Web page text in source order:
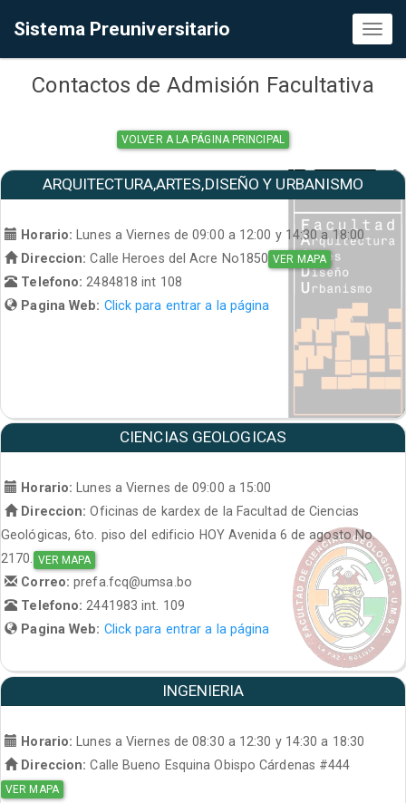
Sistema Preuniversitario
Contactos de Admisión Facultativa
VOLVER A LA PÁGINA PRINCIPAL
ARQUITECTURA,ARTES,DISEÑO Y URBANISMO
Horario:
Lunes a Viernes de 09:00 a 12:00 y 14:30 a 18:00
Direccion: Calle Heroes del Acre No1850 VER MAPA
Telefono: 2484818 int 108
Pagina Web: Click para entrar a la página
CIENCIAS GEOLOGICAS
Horario: Lunes a Viernes de 09:00 a 15:00
Direccion: Oficinas de kardex de la Facultad de Ciencias
Geológicas, 6to. piso del edificio HOY Avenida 6 de agosto No.
2170. VER MAPA
Correo:prefa.fcq@umsa.bo
Telefono:2441983 int. 109
Pagina Web: Click para entrar a la página
INGENIERIA
Horario:
Lunes a Viernes de 08:30 a 12:30 y 14:30 a 18:30
Direccion: Calle Bueno Esquina Obispo Cárdenas #444
VER MAPA